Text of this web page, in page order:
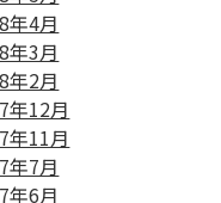
年4月
年3月
年2月
年12月
年11月
年7月
年6月